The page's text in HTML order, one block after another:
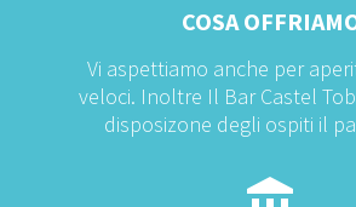
COSA
Vi aspettiamo anche per
veloci. Inoltre Il Bar Castel
disposizone degli ospiti il